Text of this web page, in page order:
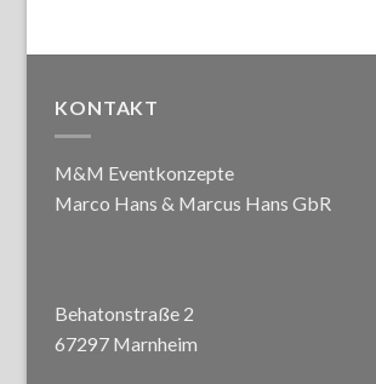
KONTAKT
M&M Eventkonzepte
Marco Hans & Marcus Hans GbR
Behatonstraße 2
67297 Marnheim